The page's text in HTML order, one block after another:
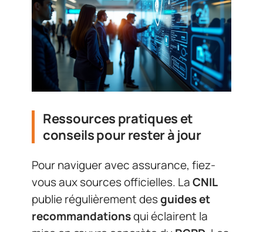
Ressources pratiques et
conseils pour rester à jour
Pour naviguer avec assurance, fiez-
vous aux sources officielles. LaCNIL
publie régulièrement desguides et
recommandationsqui éclairent la